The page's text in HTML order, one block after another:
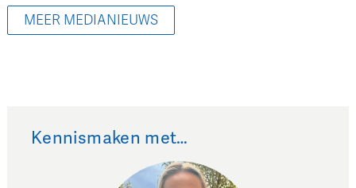
MEER MEDIANIEUWS
Kennismaken met…